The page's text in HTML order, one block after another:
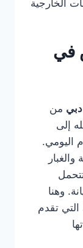
الخارجية
في
من
إلى
اليومي.
وهنا
التي تقدم